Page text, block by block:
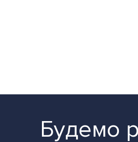
Будемо